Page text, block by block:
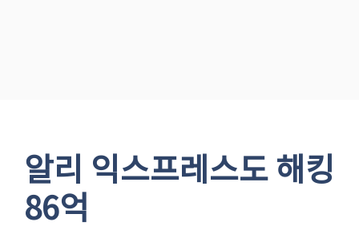
알리 익스프레스도 해킹
86억